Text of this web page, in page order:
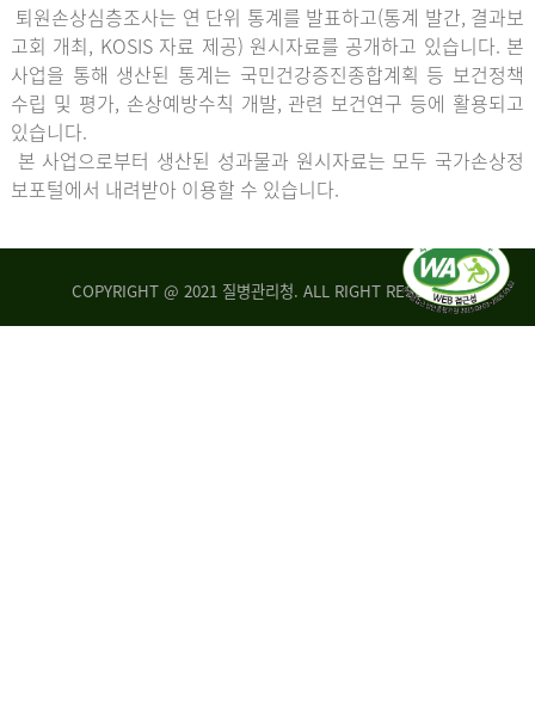
퇴원손상심층조사는 연 단위 통계를 발표하고(통계 발간, 결과보
고회 개최, KOSIS 자료 제공) 원시자료를 공개하고 있습니다. 본
사업을 통해 생산된 통계는 국민건강증진종합계획 등 보건정책
수립 및 평가, 손상예방수칙 개발, 관련 보건연구 등에 활용되고
있습니다.
본 사업으로부터 생산된 성과물과 원시자료는 모두 국가손상정
보포털에서 내려받아 이용할 수 있습니다.
COPYRIGHT @ 2021 질병관리청. ALL RIGHT RESERVED